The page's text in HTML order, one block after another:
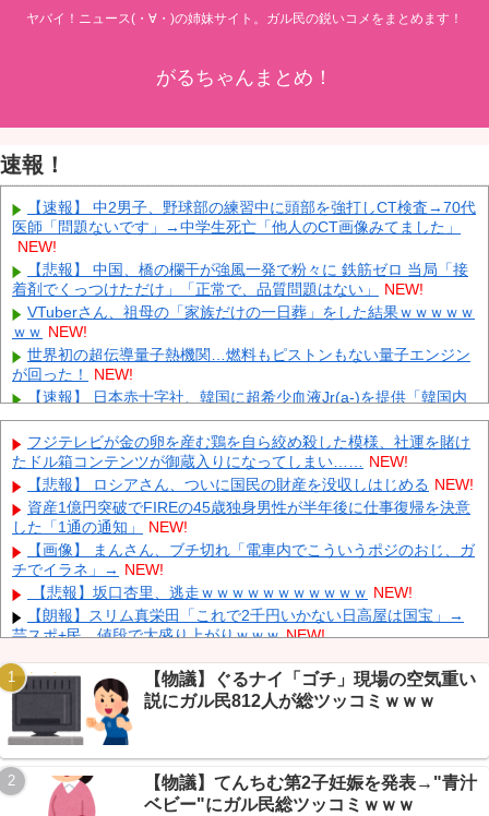
ヤバイ！ニュース(・∀・)の姉妹サイト。ガル民の鋭いコメをまとめます！
がるちゃんまとめ！
速報！
【速報】 中2男子、野球部の練習中に頭部を強打しCT検査→70代
医師「問題ないです」→中学生死亡「他人のCT画像みてました」
NEW!
【悲報】 中国、橋の欄干が強風一発で粉々に 鉄筋ゼロ 当局「接
着剤でくっつけただけ」「正常で、品質問題はない」
NEW!
VTuberさん、祖母の「家族だけの一日葬」をした結果ｗｗｗｗｗ
ｗｗ NEW!
世界初の超伝導量子熱機関…燃料もピストンもない量子エンジン
が回った！
NEW!
【速報】 日本赤十字社、韓国に超希少血液Jr(a-)を提供「韓国内
では適合する血液を確保できなかった」※今回で4回目 NEW!
伊Autosprint誌：ニューエイ代表渾身のアストンマーチンAMR26
を改善に導いた最大の功労者はカルディレ
NEW!
【画像】 小倉ゆうか(27)さん、7年ぶり『FRIDAY』表紙で神ボデ
ィ大解放 NEW!
日本代表FW前田大然がイプスウィッチ・タウンへ移籍決定！プ
レミアリーグ初挑戦
NEW!
英国人「ようこそ」冨安健洋、クリスタルパレス加入が決定的
に！メディカル検査をパス！現地サポが歓迎！アーセナルファンも
祝福！【海外の反応】 NEW!
キャデラックF1、致命的なブレーキ問題の原因が明らかになるも
Powered by livedoor 相互RSS
フジテレビが金の卵を産む鶏を自ら絞め殺した模様、社運を賭け
たドル箱コンテンツが御蔵入りになってしまい…… NEW!
【悲報】 ロシアさん、ついに国民の財産を没収しはじめる NEW!
資産1億円突破でFIREの45歳独身男性が半年後に仕事復帰を決意
した「1通の通知」
NEW!
【画像】 まんさん、ブチ切れ「電車内でこういうポジのおじ、ガ
チでイラネ」→ NEW!
【悲報】坂口杏里、逃走ｗｗｗｗｗｗｗｗｗｗｗ NEW!
【朗報】スリム真栄田「これで2千円いかない日高屋は国宝」→
芸スポ+民、値段で大盛り上がりｗｗｗ NEW!
争に芸スポ+民が総ツッコミｗｗｗ NEW!
【悲報】「一生独身は気楽」に大激論→まさかのAIがスレ主を丸
裸にして塩対応かますｗｗｗ
【悲報】酒飲めない奴はつまらない説→VIPPER大激論、トラン
プの禁酒理由まで判明ｗｗｗ NEW!
【保存版】NGT48現役34人メンバー完全ガイド2026→正規13人
の”逆ピラミッド”がヤバいｗ NEW!
【物議】ぐるナイ「ゴチ」現場の空気重い
説にガル民812人が総ツッコミｗｗｗ
【物議】てんちむ第2子妊娠を発表→"青汁
ベビー"にガル民総ツッコミｗｗｗ